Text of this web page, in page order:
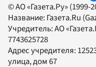
© АО «Газета.Ру» (1999-
Название: Газета.Ru
Учредитель:АО
7743625728
Адрес учредителя:
улица, дом 67